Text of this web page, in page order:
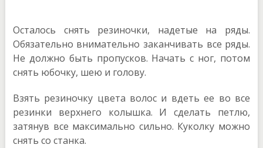
Осталось снять резиночки, надетые на ряды.
Обязательно внимательно заканчивать все ряды.
Не должно быть пропусков. Начать с ног, потом
снять юбочку, шею и голову.
Взять резиночку цвета волос и вдеть ее во все
резинки верхнего колышка. И сделать петлю,
затянув все максимально сильно. Куколку можно
снять со станка.